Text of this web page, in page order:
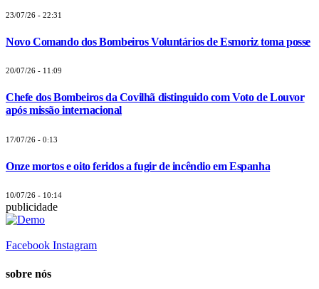
23/07/26 - 22:31
Novo Comando dos Bombeiros Voluntários de Esmoriz toma posse
20/07/26 - 11:09
Chefe dos Bombeiros da Covilhã distinguido com Voto de Louvor
após missão internacional
17/07/26 - 0:13
Onze mortos e oito feridos a fugir de incêndio em Espanha
10/07/26 - 10:14
publicidade
Facebook Instagram
sobre nós